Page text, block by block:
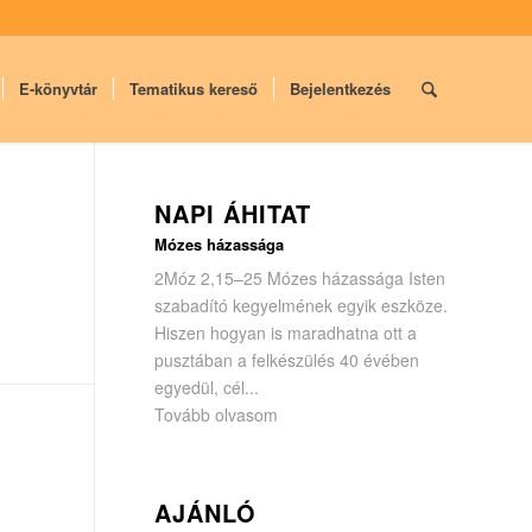
E-könyvtár Tematikus kereső Bejelentkezés
NAPI ÁHITAT
Mózes házassága
2Móz 2,15–25 Mózes házassága Isten
szabadító kegyelmének egyik eszköze.
Hiszen hogyan is maradhatna ott a
pusztában a felkészülés 40 évében
egyedül, cél...
Tovább olvasom
AJÁNLÓ